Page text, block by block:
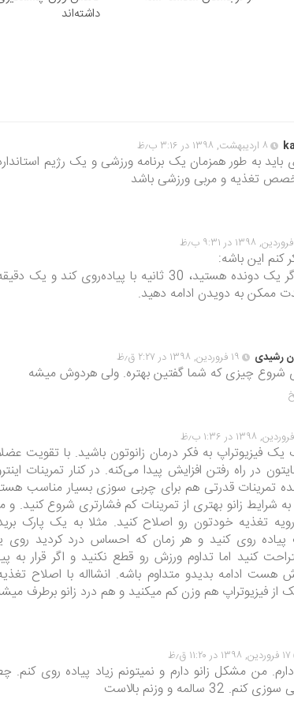
داشته‌اند
۸ اردیبهشت, ۱۳۹۸ در ۳:۱۶ ب٫ظ
به طور همزمان یک برنامه ورزشی و یک رژیم
تغذیه و مربی ورزشی باشد
این باشه:
برای مثل اگر یک دونده هستید، 30 ثانیه با پیاده‌روی کند و یک
ممکن به دویدن ادامه دهید.
رشیدی ۱۹ فروردین, ۱۳۹۸ در ۲:۲۷ ق٫ظ
شروع چیزی که شما گفتین بهتره. ولی هردوش میشه
یک فیزیوتراپ به فکر درمان زانوتون باشید. با تقویت
در راه رفتن افزایش پیدا می‌کنه. در کنار تمرینات
تمرینات قدرتی هم برای چربی سوزی بسیار مناسب
به شرایط زانو بهتری از تمرینات کم فشارتری شروع کنید. و
تغذیه خودتون رو اصلاح کنید. مثلا به یک پارک
پیاده روی کنید و هر زمان که احساس درد کردید
کنید اما تداوم ورزش رو قطع نکنید و اگر قرار به
هست ادامه بدیدو متداوم باشه. انشااله با اصلاح
فیزیوتراپ هم وزن کم میکنید و هم درد زانو برطرف
۱۷ فروردین, ۱۳۹۸ در ۱۱:۲۰ ق٫ظ
من مشکل زانو دارم و نمیتونم زیاد پیاده روی کنم.
32 سالمه و وزنم بالاست